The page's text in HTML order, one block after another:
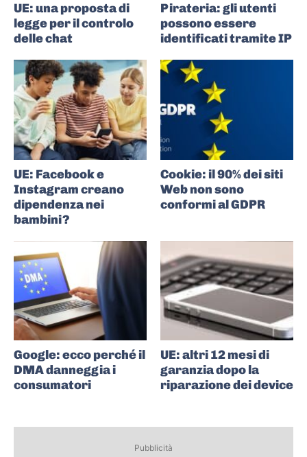
UE: una proposta di
legge per il controlo
delle chat
Pirateria: gli utenti
possono essere
identificati tramite IP
UE: Facebook e
Instagram creano
dipendenza nei
bambini?
Cookie: il 90% dei siti
Web non sono
conformi al GDPR
Google: ecco perché il
DMA danneggia i
consumatori
UE: altri 12 mesi di
garanzia dopo la
riparazione dei device
Pubblicità